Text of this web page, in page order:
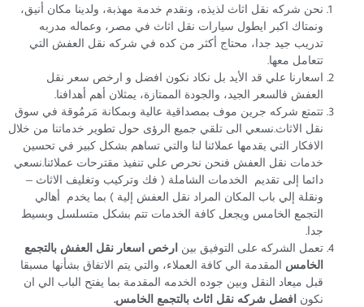
نحن شركه نقل اثاث لذيذه، ونقدم خدمة مهذبة، ولدينا مكان أنيق،
ونمتاك اكبر ايطول سيارات نقل اثاث في مصر، وعماله مدربه
تدريب جيد جدا، محتاج أكثر من كده في شركه نقل العفش التي
تتعامل معها.
اسعارنا علي قد الأيد بل نكاد نكون افضل و ارخص سعر نقل
العفش فالسعر الجيد، والجودة الممتازة، يمثلان أهم أهدافنا.
تتمتع شركه جرين موف بمصداقية عالية وبمكانة مَرمُوقة في سوق
نقل الاثاث.نسعي الى تلقي جميع الرؤى حول تطوير خدماتنا من خلال
الافكار التي يقدمها عملائنا لنا والتي تساهم بشكل كبير في تحسين
خدمات نقل العفش فنحن نحرص علي تنفيذ مقترحات عملائنا.نسعي
دائما إلى تقديم الخدمات الشاملة ( فك وتركيب وتغليف الاثاث –
ونقلة إلي باب المكان المراد نقل العفش إلية ) بما يخدم أهالي
التجمع الخامس ويجعل كافة الخدمات تتم بشكل متسلسل وبسيط
جدا.
تعمل الشركه على التوفيق بين ارخص اسعار نقل العفش بالتجمع
الخامس المقدمة الي كافة العملاء، والتي يتم الاتفاق بشأنها مسبقا
قبل ميعاد النقل وبين جوده الخدمه المقدمة بما يفتح الباب الي ان
نكون افضل شركه نقل اثاث بالتجمع الخامس.